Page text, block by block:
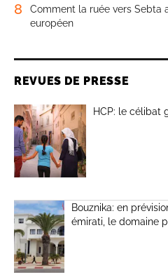
8
Comment la ruée vers Sebta
européen
REVUES DE PRESSE
HCP: le célibat
Bouznika: en
émirati, le domaine